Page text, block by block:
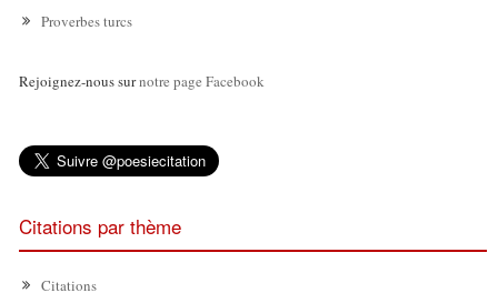
Proverbes turcs
Rejoignez-nous surnotre page Facebook
Citations par thème
Citations